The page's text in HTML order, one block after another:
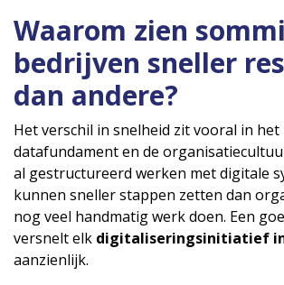
Waarom zien
bedrijven sneller
dan andere?
Het verschil in snelheid zit vooral in het
datafundament en de
al gestructureerd werken met digitale
kunnen sneller stappen zetten dan
nog veel handmatig werk doen. Een
versnelt elk digitaliseringsinitiatief
aanzienlijk.